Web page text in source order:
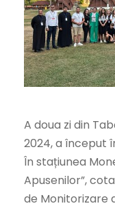
A doua zi din
2024, a început
În stațiunea
Apusenilor”,
de Monitorizare